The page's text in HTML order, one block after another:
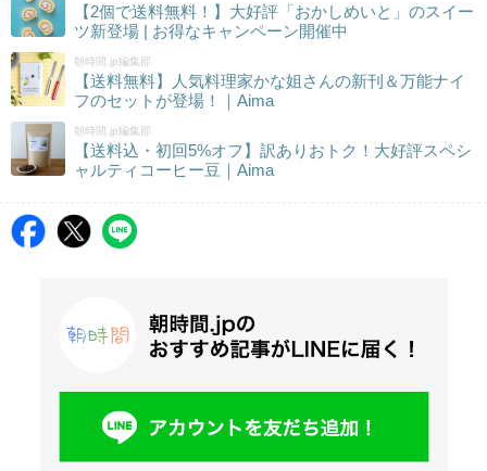
【2個で送料無料！】大好評「おかしめいと」のスイー
ツ新登場 | お得なキャンペーン開催中
朝時間.jp編集部
【送料無料】人気料理家かな姐さんの新刊＆万能ナイ
フのセットが登場！｜Aima
朝時間.jp編集部
【送料込・初回5%オフ】訳ありおトク！大好評スペシ
ャルティコーヒー豆｜Aima